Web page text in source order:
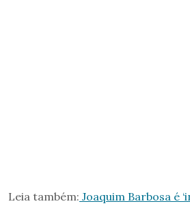
Leia também: Joaquim Barbosa é